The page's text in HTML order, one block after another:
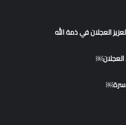
العجلان في ذمة الله